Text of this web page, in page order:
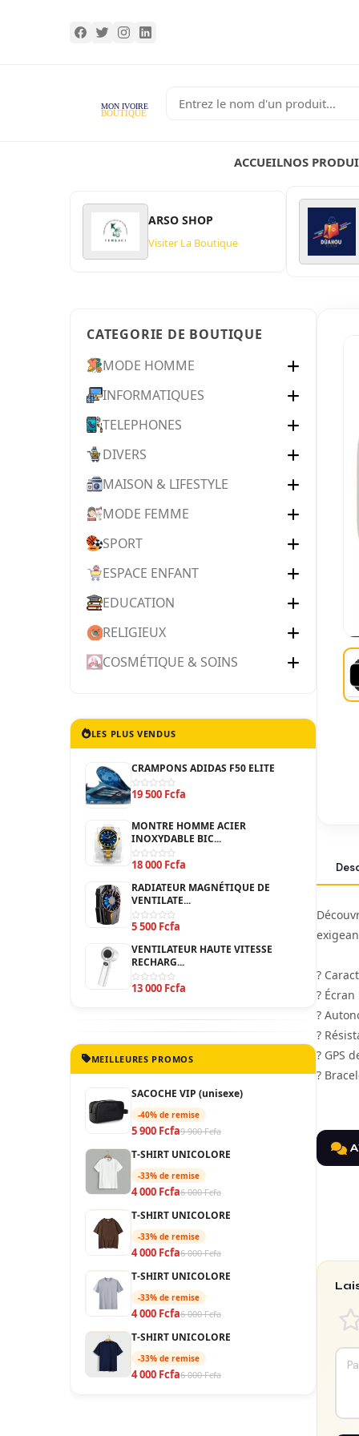
ACCUEILNOS
ARSO SHOP
Visiter La Boutique
CATEGORIE DE BOUTIQUE
MODE HOMME
INFORMATIQUES
TELEPHONES
DIVERS
MAISON & LIFESTYLE
MODE FEMME
SPORT
ESPACE ENFANT
EDUCATION
RELIGIEUX
COSMÉTIQUE & SOINS
LES PLUS VENDUS
CRAMPONS ADIDAS F50 ELITE
19 500 Fcfa
MONTRE HOMME ACIER
INOXYDABLE BIC...
18 000 Fcfa
RADIATEUR MAGNÉTIQUE DE
VENTILATE...
5 500 Fcfa
VENTILATEUR HAUTE VITESSE
RECHARG...
13 000 Fcfa
MEILLEURES PROMOS
SACOCHE VIP (unisexe)
-40% de remise
5 900 Fcfa9 900 Fcfa
T-SHIRT UNICOLORE
-33% de remise
4 000 Fcfa6 000 Fcfa
T-SHIRT UNICOLORE
-33% de remise
4 000 Fcfa6 000 Fcfa
T-SHIRT UNICOLORE
-33% de remise
4 000 Fcfa6 000 Fcfa
T-SHIRT UNICOLORE
-33% de remise
4 000 Fcfa6 000 Fcfa
?
?
?
?
? GPS
?